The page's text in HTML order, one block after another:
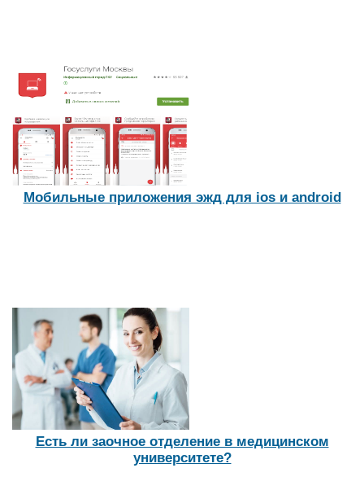
Мобильные приложения эжд для ios и android
Есть ли заочное отделение в медицинском
университете?